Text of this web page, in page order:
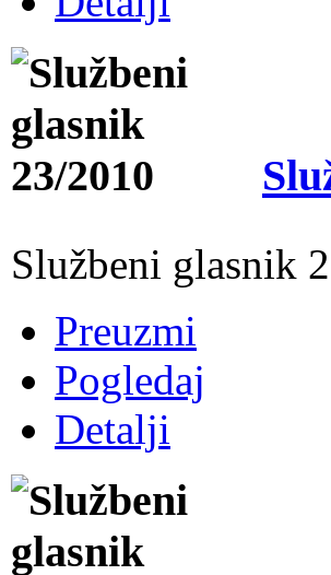
Službeni glasnik
Preuzmi
Pogledaj
Detalji